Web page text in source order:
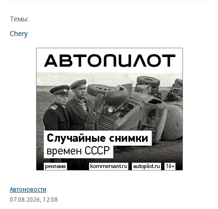
Темы:
Chery
Новости партнеров
Дизель остается в России: запрет на
экспорт не отменят